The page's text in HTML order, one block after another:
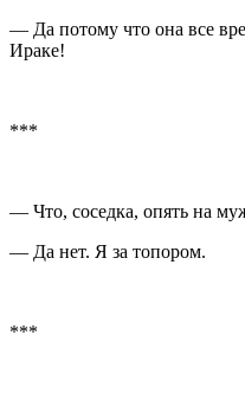
— Да потому что она все
Ираке!
***
— Что, соседка, опять на
— Да нет. Я за топором.
***